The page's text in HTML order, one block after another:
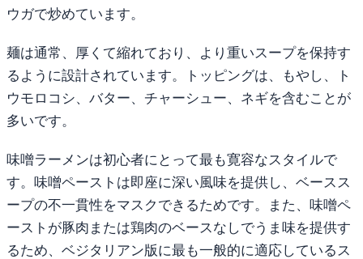
ウガで炒めています。
麺は通常、厚くて縮れており、より重いスープを保持す
るように設計されています。トッピングは、もやし、ト
ウモロコシ、バター、チャーシュー、ネギを含むことが
多いです。
味噌ラーメンは初心者にとって最も寛容なスタイルで
す。味噌ペーストは即座に深い風味を提供し、ベースス
ープの不一貫性をマスクできるためです。また、味噌ペ
ーストが豚肉または鶏肉のベースなしでうま味を提供す
るため、ベジタリアン版に最も一般的に適応しているス